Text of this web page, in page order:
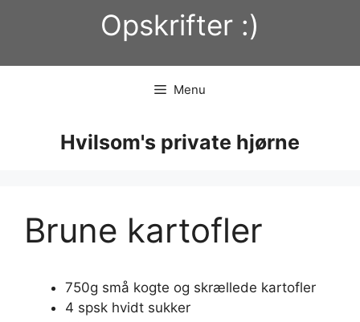
Opskrifter :)
Menu
Hvilsom's private hjørne
Brune kartofler
750g små kogte og skrællede kartofler
4 spsk hvidt sukker